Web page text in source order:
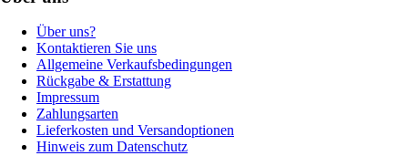
Über uns?
Kontaktieren Sie uns
Allgemeine Verkaufsbedingungen
Rückgabe & Erstattung
Impressum
Zahlungsarten
Lieferkosten und Versandoptionen
Hinweis zum Datenschutz